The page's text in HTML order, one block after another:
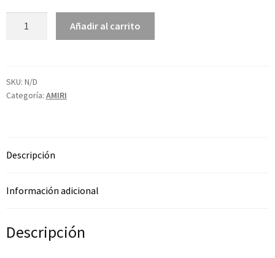
Añadir al carrito
SKU: N/D
Categoría: AMIRI
Descripción
Información adicional
Descripción